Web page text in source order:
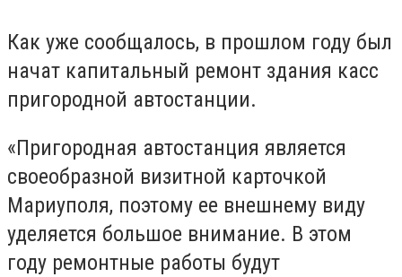
Как уже сообщалось, в прошлом году был
начат капитальный ремонт здания касс
пригородной автостанции.
«Пригородная автостанция является
своеобразной визитной карточкой
Мариуполя, поэтому ее внешнему виду
уделяется большое внимание. В этом
году ремонтные работы будут